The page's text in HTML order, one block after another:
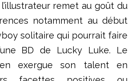
remet au goût du
notamment au début
solitaire qui pourrait faire
BD de Lucky Luke. Le
exergue son talent en